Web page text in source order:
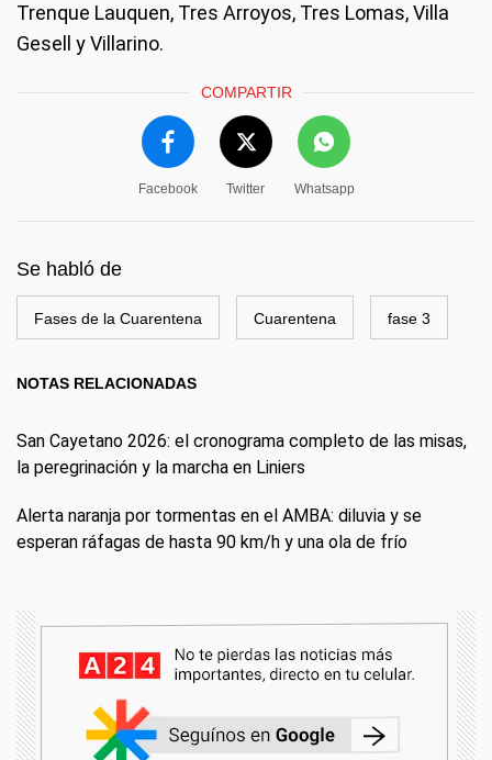
Trenque Lauquen, Tres Arroyos, Tres Lomas, Villa
Gesell y Villarino.
COMPARTIR
Facebook Twitter Whatsapp
Se habló de
Fases de la Cuarentena Cuarentena fase 3
NOTAS RELACIONADAS
San Cayetano 2026: el cronograma completo de las misas,
la peregrinación y la marcha en Liniers
Alerta naranja por tormentas en el AMBA: diluvia y se
esperan ráfagas de hasta 90 km/h y una ola de frío